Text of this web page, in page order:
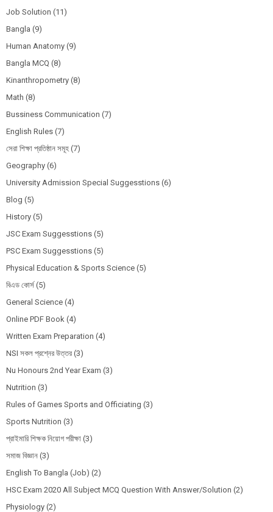
Job Solution (11)
Bangla (9)
Human Anatomy (9)
Bangla MCQ (8)
Kinanthropometry (8)
Math (8)
Bussiness Communication (7)
English Rules (7)
সেরা শিক্ষা প্রতিষ্ঠান সমূহ (7)
Geography (6)
University Admission Special Suggesstions (6)
Blog (5)
History (5)
JSC Exam Suggesstions (5)
PSC Exam Suggesstions (5)
Physical Education & Sports Science (5)
বিএড কোর্স (5)
General Science (4)
Online PDF Book (4)
Written Exam Preparation (4)
NSI সকল প্রশ্নের উত্তর (3)
Nu Honours 2nd Year Exam (3)
Nutrition (3)
Rules of Games Sports and Officiating (3)
Sports Nutrition (3)
প্রাইমারি শিক্ষক নিয়োগ পরীক্ষা (3)
সমাজ বিজ্ঞান (3)
English To Bangla (Job) (2)
HSC Exam 2020 All Subject MCQ Question With Answer/Solution (2)
Physiology (2)